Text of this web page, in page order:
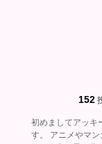
152
初めましてアッキ
す。 アニメやマ